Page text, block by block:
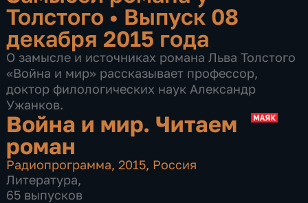
Толстого • Выпуск 08
декабря 2015 года
О замысле и источниках романа Льва Толстого
«Война и мир» рассказывает профессор,
доктор филологических наук Александр
Ужанков.
Война и мир. Читаем
роман
Радиопрограмма,2015, Россия
Литература,
65 выпусков